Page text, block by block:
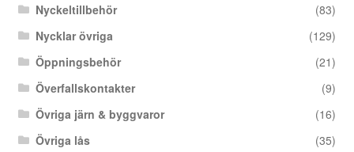
Nyckeltillbehör
(83)
Nycklar övriga
(129)
Öppningsbehör
(21)
Överfallskontakter
(9)
Övriga järn & byggvaror
(16)
Övriga lås
(35)